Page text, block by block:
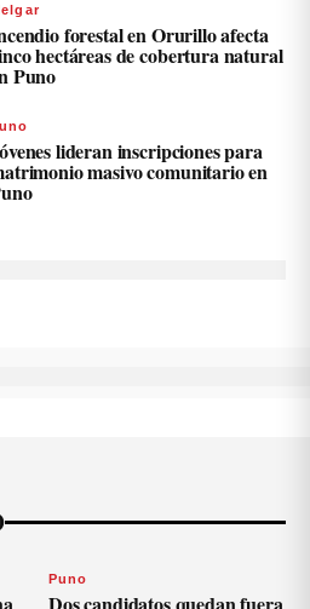
forestal en Orurillo afecta
hectáreas de cobertura natural
Puno
lideran inscripciones para
masivo comunitario en
Puno
Dos candidatos quedan fuera